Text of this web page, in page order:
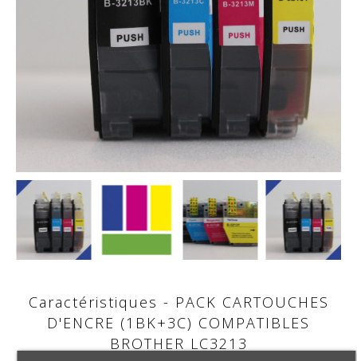
Caractéristiques - PACK CARTOUCHES
D'ENCRE (1BK+3C) COMPATIBLES
BROTHER LC3213